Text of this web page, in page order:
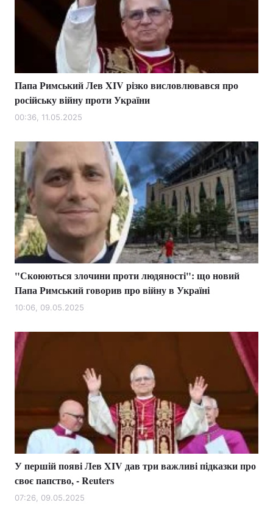
Техно і зв'язок Лайт
Інциденти
Здоров'я Туризм
Цікавинки Погода
Екологія
Лонгріди
Відео з Youtube Статті
Інтерв'ю Думки
Архів Вакансії
Контакти
Тема оформлення
Папа Римський Лев XIV різко висловлювався про
російську війну проти України
00:36, 11.05.2025
"Скоюються злочини проти людяності": що новий
Папа Римський говорив про війну в Україні
10:06, 09.05.2025
У першій появі Лев XIV дав три важливі підказки про
своє папство, - Reuters
07:26, 09.05.2025